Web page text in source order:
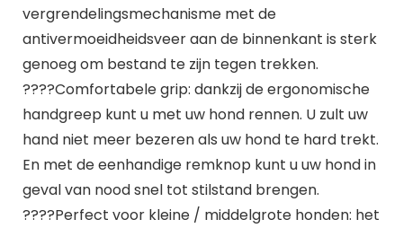
vergrendelingsmechanisme met de
antivermoeidheidsveer aan de binnenkant is sterk
genoeg om bestand te zijn tegen trekken.
????Comfortabele grip: dankzij de ergonomische
handgreep kunt u met uw hond rennen. U zult uw
hand niet meer bezeren als uw hond te hard trekt.
En met de eenhandige remknop kunt u uw hond in
geval van nood snel tot stilstand brengen.
????Perfect voor kleine / middelgrote honden: het